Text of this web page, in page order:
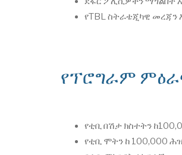
የTBL ስትራቴጂካዊ
የፕሮግራም
የቲቢ በሽታ ክስተትን
የቲቢ ሞትን ከ 100,000